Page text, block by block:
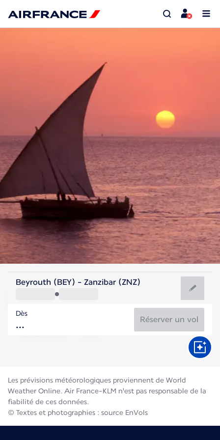
Tanzanie
Zanzibar
Tanzanie
Durée du vol
Beyrouth (BEY) - Zanzibar (ZNZ)
Dès
Réserver un vol
Les prévisions météorologiques proviennent de World
Weather Online. Air France-KLM n'est pas responsable de la
fiabilité de ces données.
© Textes et photographies : source EnVols